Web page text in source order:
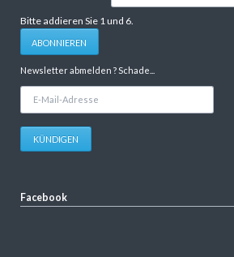
Bitte addieren Sie 1 und 6.
ABONNIEREN
Newsletter abmelden ? Schade...
KÜNDIGEN
Facebook